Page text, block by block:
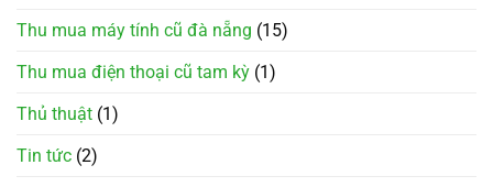
Thu mua máy tính cũ đà nẵng (15)
Thu mua điện thoại cũ tam kỳ (1)
Thủ thuật (1)
Tin tức (2)